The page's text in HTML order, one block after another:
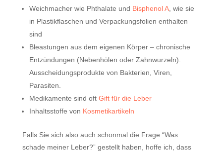
Weichmacher wie Phthalate und Bisphenol A, wie sie
in Plastikflaschen und Verpackungsfolien enthalten
sind
Bleastungen aus dem eigenen Körper – chronische
Entzündungen (Nebenhölen oder Zahnwurzeln).
Ausscheidungsprodukte von Bakterien, Viren,
Parasiten.
Medikamente sind oft Gift für die Leber
Inhaltsstoffe von Kosmetikartikeln
Falls Sie sich also auch schonmal die Frage “Was
schade meiner Leber?” gestellt haben, hoffe ich, dass